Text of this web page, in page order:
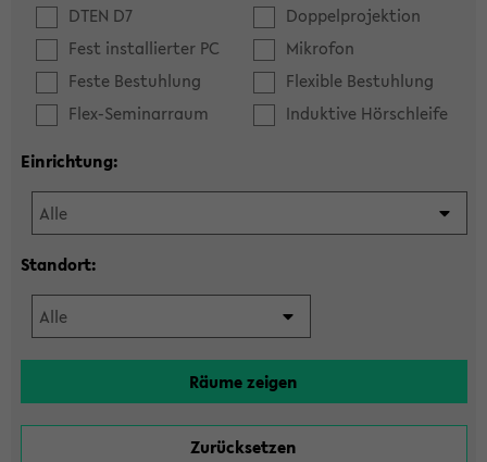
DTEN D7
Doppelprojektion
Fest installierter PC
Mikrofon
Feste Bestuhlung
Flexible Bestuhlung
Flex-Seminarraum
Induktive Hörschleife
Einrichtung:
Standort: